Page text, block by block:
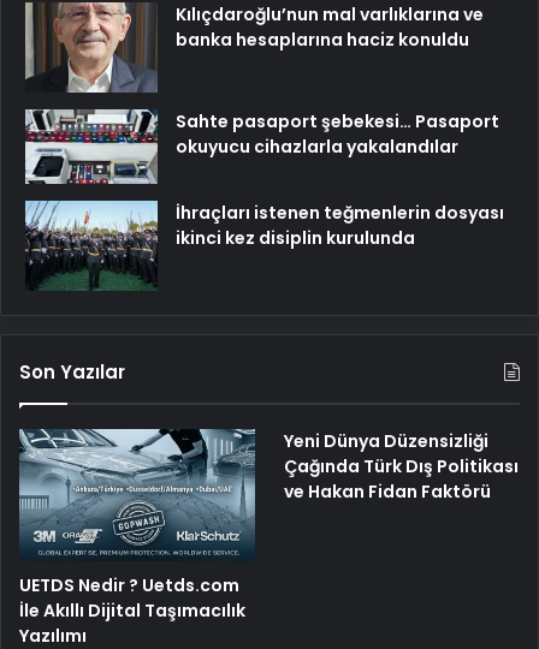
Kılıçdaroğlu’nun mal varlıklarına ve
banka hesaplarına haciz konuldu
Sahte pasaport şebekesi… Pasaport
okuyucu cihazlarla yakalandılar
İhraçları istenen teğmenlerin dosyası
ikinci kez disiplin kurulunda
Son Yazılar
UETDS Nedir ? Uetds.com
İle Akıllı Dijital Taşımacılık
Yazılımı
Yeni Dünya Düzensizliği
Çağında Türk Dış Politikası
ve Hakan Fidan Faktörü